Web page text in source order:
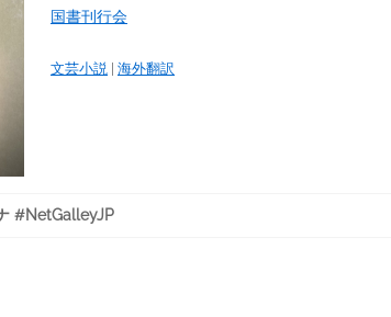
国書刊行会
文芸小説 海外翻訳
#NetGalleyJP